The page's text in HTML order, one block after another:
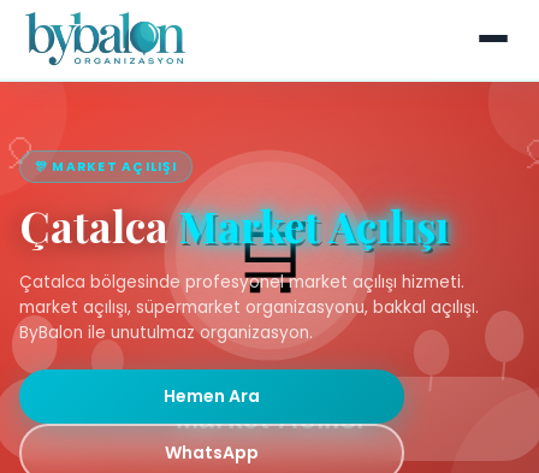
🎊 MARKET AÇILIŞI
ÇatalcaMarket Açılışı
Çatalca bölgesinde profesyonel market açılışı hizmeti.
market açılışı, süpermarket organizasyonu, bakkal açılışı.
ByBalon ile unutulmaz organizasyon.
Hemen Ara
WhatsApp